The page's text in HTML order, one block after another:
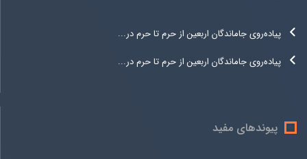
پیاده‌روی جاماندگان اربعین از حرم تا حرم در...
پیاده‌روی جاماندگان اربعین از حرم تا حرم در...
پیوندهای مفید